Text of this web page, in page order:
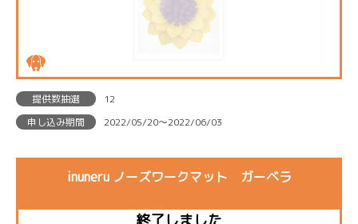
提供数抽選
12
申し込み期間
2022/05/20〜2022/06/03
inuneru ノーズワークマット ガーベラ